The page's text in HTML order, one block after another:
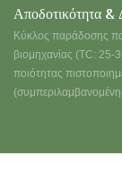
Αποδοτικότητα &
Κύκλος παράδοσης
βιομηχανίας (TC: 25-
ποιότητας